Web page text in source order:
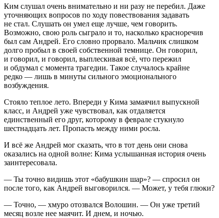
Ким слушал очень внимательно и ни разу не перебил. Даже
уточняющих вопросов по ходу повествования задавать
не стал. Слушать он умел еще лучше, чем говорить.
Возможно, свою роль сыграло и то, насколько красноречив
был сам Андрей. Его словно прорвало. Мальчик слишком
долго пробыл в своей собственной темнице. Он говорил,
и говорил, и говорил, выплескивая всё, что пережил
и обдумал с момента трагедии. Такое случалось крайне
редко — лишь в минуты сильного эмоционального
возбуждения.
Стояло теплое лето. Впереди у Кима замаячил выпускной
класс, и Андрей уже чувствовал, как отдаляется
единственный его друг, которому в феврале стукнуло
шестнадцать лет. Пропасть между ними росла.
И всё же Андрей мог сказать, что в тот день они снова
оказались на одной волне: Кима услышанная история очень
заинтересовала.
— Ты точно видишь этот «бабушкин шар»? — спросил он
после того, как Андрей выговорился. — Может, у тебя глюки?
— Точно, — хмуро отозвался Волошин. — Он уже третий
месяц возле нее маячит. И днем, и ночью.